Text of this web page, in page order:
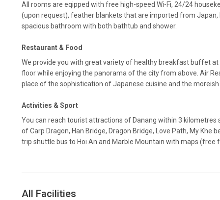
All rooms are eqipped with free high-speed Wi-Fi, 24/24
(upon request), feather blankets that are imported from
spacious bathroom with both bathtub and shower.
Restaurant & Food
We provide you with great variety of healthy breakfast buffet at
floor while enjoying the panorama of the city from above. Air
place of the sophistication of Japanese cuisine and the
Activities & Sport
You can reach tourist attractions of Danang within 3 kilometres
of Carp Dragon, Han Bridge, Dragon Bridge, Love Path, My Khe
trip shuttle bus to Hoi An and Marble Mountain with maps (free
All Facilities